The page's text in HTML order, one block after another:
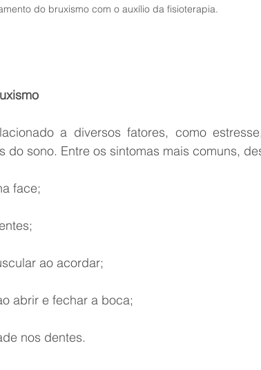
do bruxismo com o auxílio da fisioterapia.
a diversos fatores, como
do sono. Entre os sintomas mais comuns,
face;
ao acordar;
abrir e fechar a boca;
nos dentes.